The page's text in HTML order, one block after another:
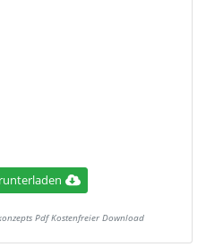
Pdf Kostenfreier Download